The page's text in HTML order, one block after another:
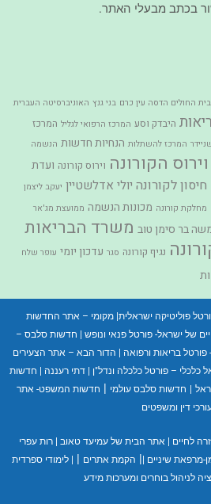
בכתב מבעלי האתר.
בית החולים הדסה עין כרם בני גנץ האוניברסיטה העברית
היבדק וסע המרכז הרפואי לגליל המרכז
המרכז להשתלות הנחיות חדשות הנשמה
וירוס הקורונה וירוס קורונה ועדת
חיסון לקורונה יולי אדלשטיין יעקב ליצמן
מחלקת קורונה מכונות הנשמה ממועצת מג'אר
בר סימן טוב משרד הבריאות
נגיף קורונה סגר עדכון יומי עופר שלח
פוליטיקה ישראלית |מקומי – אתר החדשות
של ישראל- פורטל פנאי ונופש
חדשות סלבס –
פורטל בריאות ורפואה
הדור הבא – אתר הצעירים
כלכלי – פורטל כלכלה ונדל"ן דתי רעננה
חדשות
חדשות סלבס עולמי
חדשות המשפט- אתר
דין ומשפטים
לחיים אתר הבית של עמיעד טאוב |רות עפרי
מרפאת שיניים הקמת אתרים
לימודי ספרדית